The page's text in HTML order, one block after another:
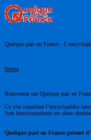
Quelque part en France -
Home
Bienvenue sur Quelque part en
Ce site constitue l’encyclopédie
Son fonctionnement est donc double.
Quelque part en France permet